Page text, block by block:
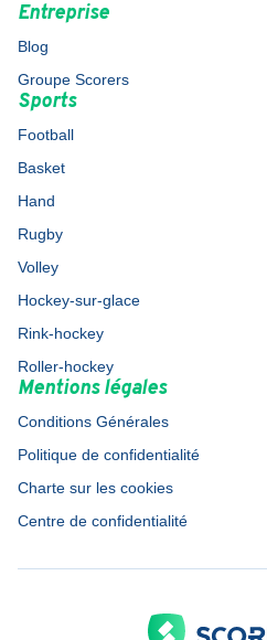
Entreprise
Blog
Groupe Scorers
Sports
Football
Basket
Hand
Rugby
Volley
Hockey-sur-glace
Rink-hockey
Roller-hockey
Mentions légales
Conditions Générales
Politique de confidentialité
Charte sur les cookies
Centre de confidentialité